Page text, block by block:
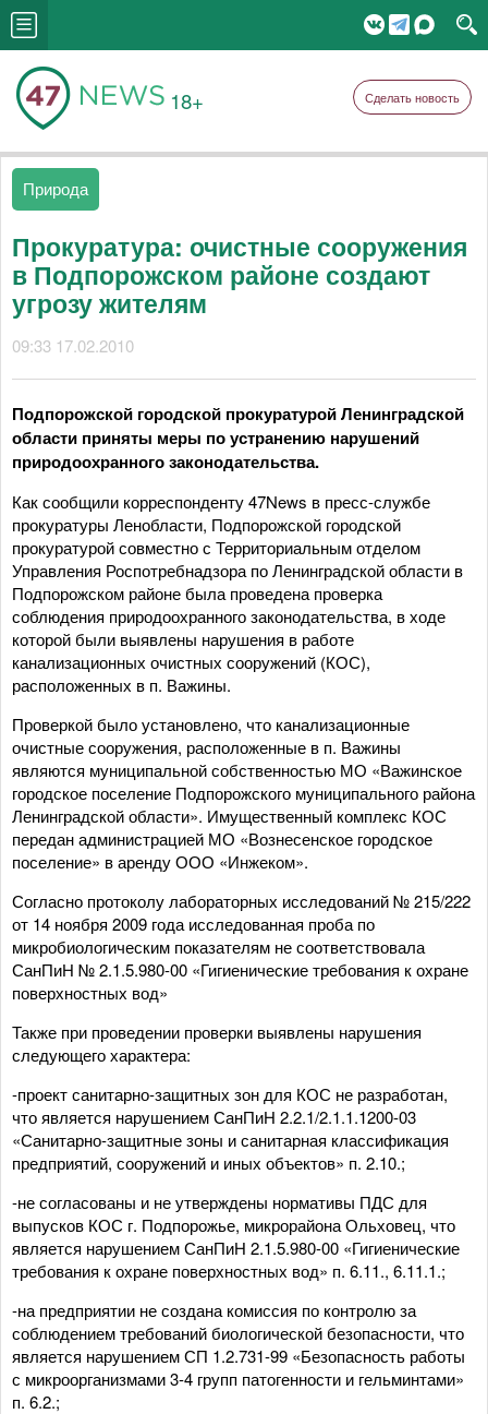
18+ Сделать новость
Природа
Прокуратура: очистные сооружения
в Подпорожском районе создают
угрозу жителям
09:33 17.02.2010
Подпорожской городской прокуратурой Ленинградской
области приняты меры по устранению нарушений
природоохранного законодательства.
Как сообщили корреспонденту 47News в пресс-службе
прокуратуры Ленобласти, Подпорожской городской
прокуратурой совместно с Территориальным отделом
Управления Роспотребнадзора по Ленинградской области в
Подпорожском районе была проведена проверка
соблюдения природоохранного законодательства, в ходе
которой были выявлены нарушения в работе
канализационных очистных сооружений (КОС),
расположенных в п. Важины.
Проверкой было установлено, что канализационные
очистные сооружения, расположенные в п. Важины
являются муниципальной собственностью МО «Важинское
городское поселение Подпорожского муниципального района
Ленинградской области». Имущественный комплекс КОС
передан администрацией МО «Вознесенское городское
поселение» в аренду ООО «Инжеком».
Согласно протоколу лабораторных исследований № 215/222
от 14 ноября 2009 года исследованная проба по
микробиологическим показателям не соответствовала
СанПиН № 2.1.5.980-00 «Гигиенические требования к охране
поверхностных вод»
Также при проведении проверки выявлены нарушения
следующего характера:
-проект санитарно-защитных зон для КОС не разработан,
что является нарушением СанПиН 2.2.1/2.1.1.1200-03
«Санитарно-защитные зоны и санитарная классификация
предприятий, сооружений и иных объектов» п. 2.10.;
-не согласованы и не утверждены нормативы ПДС для
выпусков КОС г. Подпорожье, микрорайона Ольховец, что
является нарушением СанПиН 2.1.5.980-00 «Гигиенические
требования к охране поверхностных вод» п. 6.11., 6.11.1.;
-на предприятии не создана комиссия по контролю за
соблюдением требований биологической безопасности, что
является нарушением СП 1.2.731-99 «Безопасность работы
с микроорганизмами 3-4 групп патогенности и гельминтами»
п. 6.2.;